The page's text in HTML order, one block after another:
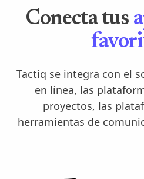
Conecta tus
Tactiq se integra con el
en línea, las
proyectos, las
herramientas de